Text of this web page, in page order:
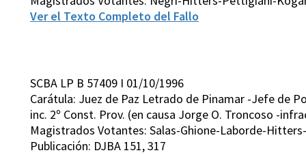
Ver el Texto Completo del Fallo
SCBA LP B 57409 I 01/10/1996
Carátula: Juez de Paz Letrado de Pinamar -Jefe de
inc. 2º Const. Prov. (en causa Jorge O. Troncoso -
Magistrados Votantes: Salas-Ghione-Laborde-
Publicación: DJBA 151, 317